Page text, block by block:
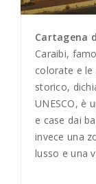
Cartagena
Caraibi,
colorate e le
storico,
UNESCO, è
e case dai
invece una
lusso e una